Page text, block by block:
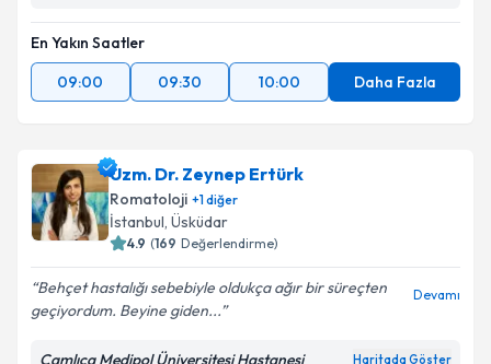
En Yakın Saatler
09:00
09:30 10:00 Daha Fazla
Uzm. Dr. Zeynep Ertürk
Romatoloji +1diğer
İstanbul, Üsküdar
4.9 (169 Değerlendirme)
Behçet hastalığı sebebiyle oldukça ağır bir süreçten
geçiyordum. Beyine giden...
Devamı
Çamlıca Medipol Üniversitesi Hastanesi Haritada Göster